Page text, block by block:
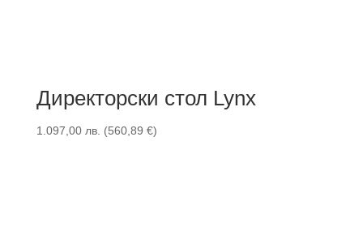
Директорски стол Lynx
1.097,00 лв. (560,89 €)